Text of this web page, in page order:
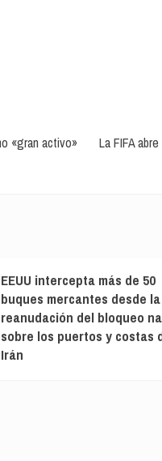
«gran activo»
La FIFA
EEUU intercepta más de 50
buques mercantes desde la
reanudación del bloqueo
sobre los puertos y costas
Irán